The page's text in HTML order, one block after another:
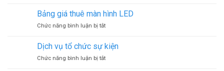
như
nào?
cưới
quận
vụ
cho
thuê
nhạc
Acoustic
Bảng giá thuê màn hình LED
Chức năng bình luận bị tắtở
giá
thuê
màn
Dịch vụ tổ chức sự kiện
Chức năng bình luận bị tắtở